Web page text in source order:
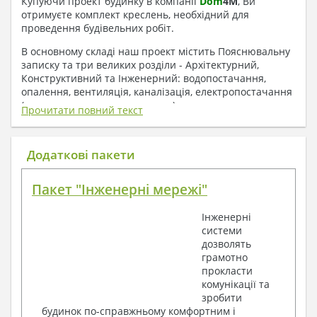
отримуєте комплект креслень, необхідний для
проведення будівельних робіт.
В основному складі наш проект містить Пояснювальну
записку та три великих розділи - Архітектурний,
Конструктивний та Інженерний: водопостачання,
опалення, вентиляція, каналізація, електропостачання
( купується за додаткову плату ).
1. До складу Архітектурного розділу
входять:
План покрівлі
Фасади з даними зовнішніх оздоблень
Елементи прорізів – специфікація
Дані перемичок – перетин та специфікація
Обсяги основних будівельних матеріалів
Архітектурні вузли в конструкціях
2. До складу Конструктивного розділу
Прочитати повний текст
Додаткові пакети
Пакет "Інженерні мережі"
Інженерні
системи
дозволять
грамотно
прокласти
комунікації та
зробити
будинок по-справжньому комфортним і